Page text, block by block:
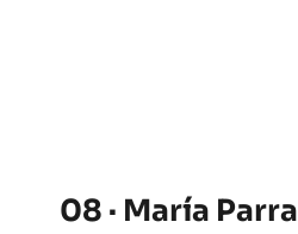
08 · María